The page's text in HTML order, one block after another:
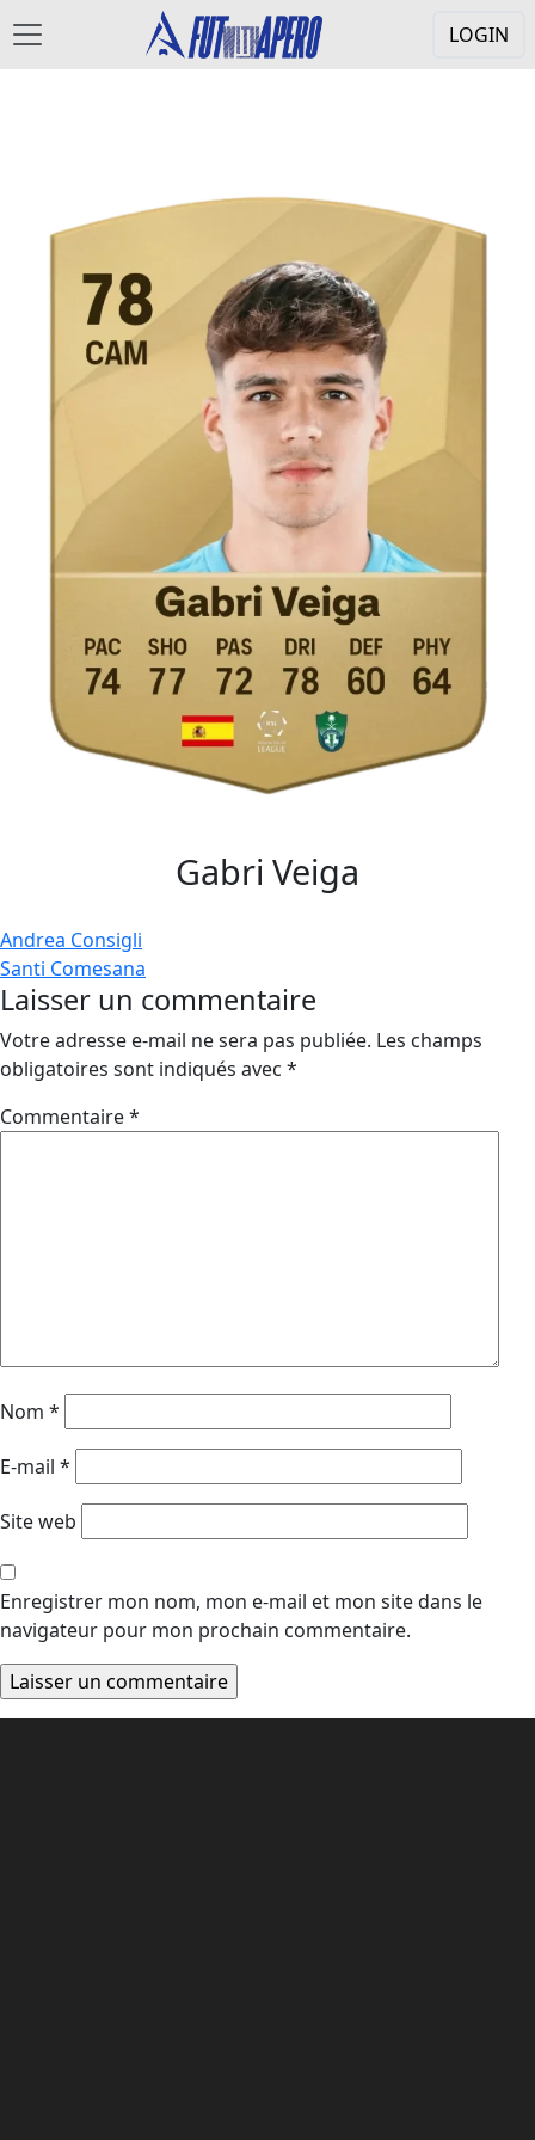
LOGIN
Gabri Veiga
Navigation
de
l’article
Andrea Consigli
Santi Comesana
Laisser un commentaire
Votre adresse e-mail ne sera pas publiée. Les champs
obligatoires sont indiqués avec *
Commentaire*
Nom *
E-mail *
Site web
Enregistrer mon nom, mon e-mail et mon site dans le
navigateur pour mon prochain commentaire.